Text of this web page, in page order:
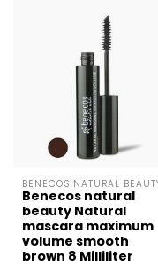
BENECOS NATURAL
Benecos natural
beauty Natural
mascara maximum
volume smooth
brown 8 Milliliter